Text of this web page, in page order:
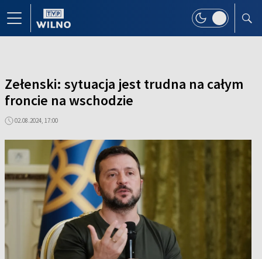
Zełenski: sytuacja jest trudna na całym
froncie na wschodzie
02.08.2024, 17:00